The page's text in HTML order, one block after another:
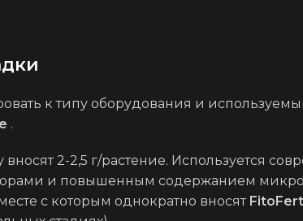
к типу оборудования и
.
2-2,5 г/растение. Используется
и повышенным содержанием
с которым однократно вносят